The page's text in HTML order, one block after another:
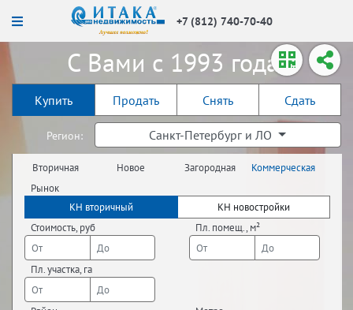
+7 (812) 740-70-40
С Вами с 1993 года!
Купить Продать Снять Сдать
Регион: Санкт-Петербург и ЛО
Вторичная
недвижимость
Новое
Загородная
Коммерческая
Рынок
КН вторичный
КН новостройки
Стоимость, руб
Пл. помещ., м²
Пл. участка, га